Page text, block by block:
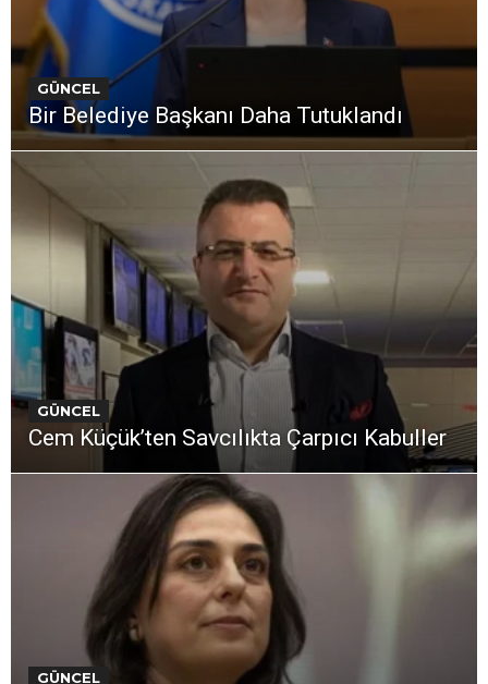
GÜNCEL
Bir Belediye Başkanı Daha Tutuklandı
GÜNCEL
Cem Küçük’ten Savcılıkta Çarpıcı Kabuller
GÜNCEL